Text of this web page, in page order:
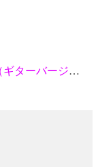
交響曲第5番「運命」：ベートーヴェン（ギターバージョン）